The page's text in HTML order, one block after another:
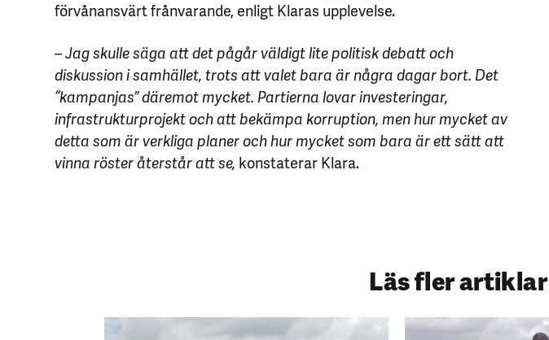
förvånansvärt frånvarande, enligt Klaras upplevelse.
– Jag skulle säga att det pågår väldigt lite politisk debatt och
diskussion i samhället, trots att valet bara är några dagar bort. Det
“kampanjas” däremot mycket. Partierna lovar investeringar,
infrastrukturprojekt och att bekämpa korruption, men hur mycket av
detta som är verkliga planer och hur mycket som bara är ett sätt att
vinna röster återstår att se, konstaterar Klara.
Läs fler artiklar